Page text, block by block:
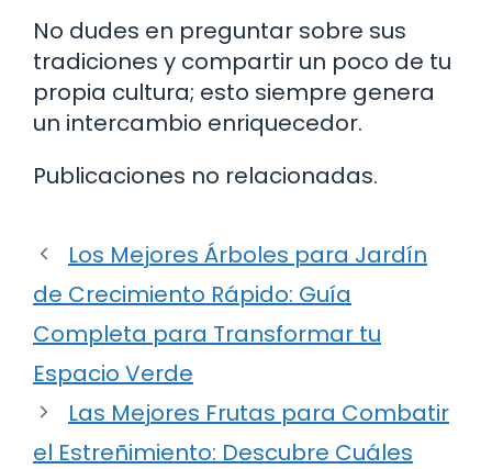
No dudes en preguntar sobre sus
tradiciones y compartir un poco de tu
propia cultura; esto siempre genera
un intercambio enriquecedor.
Publicaciones no relacionadas.
Los Mejores Árboles para Jardín
de Crecimiento Rápido: Guía
Completa para Transformar tu
Espacio Verde
Las Mejores Frutas para Combatir
el Estreñimiento: Descubre Cuáles